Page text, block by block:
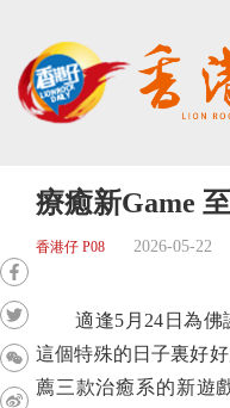
療癒新Game
香港仔 P08 2026-05-22
適逢5月24日為佛
這個特殊的日子裏好
薦三款治癒系的新遊